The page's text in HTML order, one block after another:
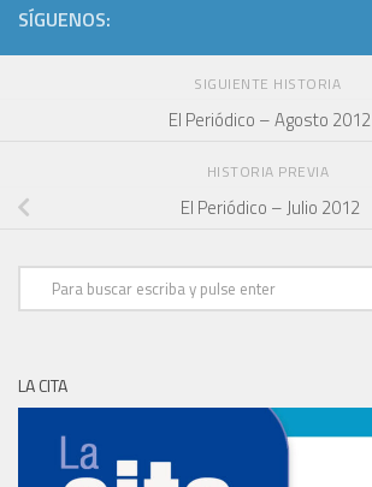
SÍGUENOS:
SIGUIENTE HISTORIA
El Periódico – Agosto 2012
HISTORIA PREVIA
El Periódico – Julio 2012
LA CITA